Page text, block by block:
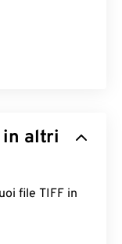
in